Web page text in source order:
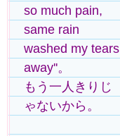
so much pain,
same rain
washed my tears
away''。
もう一人きりじ
ゃないから。